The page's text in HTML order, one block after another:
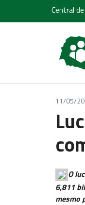
Central
11/05/
O
6,811
mesmo